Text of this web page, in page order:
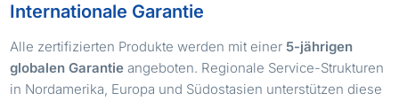
Internationale Garantie
Alle zertifizierten Produkte werden mit einer 5-jährigen
globalen Garantie angeboten. Regionale Service-Strukturen
in Nordamerika, Europa und Südostasien unterstützen diese